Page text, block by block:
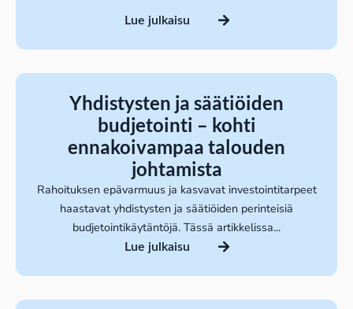
Lue julkaisu
Yhdistysten ja säätiöiden
budjetointi – kohti
ennakoivampaa talouden
johtamista
Rahoituksen epävarmuus ja kasvavat investointitarpeet
haastavat yhdistysten ja säätiöiden perinteisiä
budjetointikäytäntöjä. Tässä artikkelissa...
Lue julkaisu